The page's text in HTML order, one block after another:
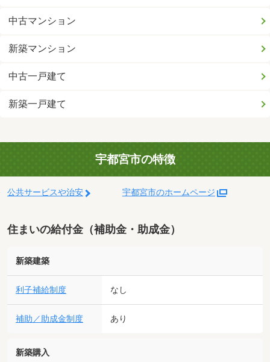
中古マンション
新築マンション
中古一戸建て
新築一戸建て
宇都宮市の特徴
公共サービスや治安 宇都宮市のホームページ
住まいの給付金（補助金・助成金）
新築建築
利子補給制度 なし
補助／助成金制度 あり
新築購入